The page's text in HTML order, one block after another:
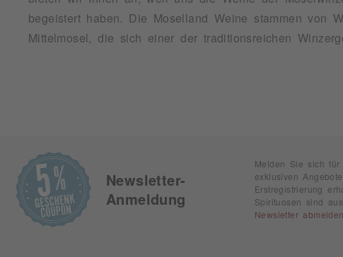
begeistert haben. Die Moselland Weine stammen von
Mittelmosel, die sich einer der traditionsreichen
Newsletter-
Anmeldung
Melden Sie sich
exklusiven
Erstregistrierung
Spirituosen sind
Newsletter abmelden